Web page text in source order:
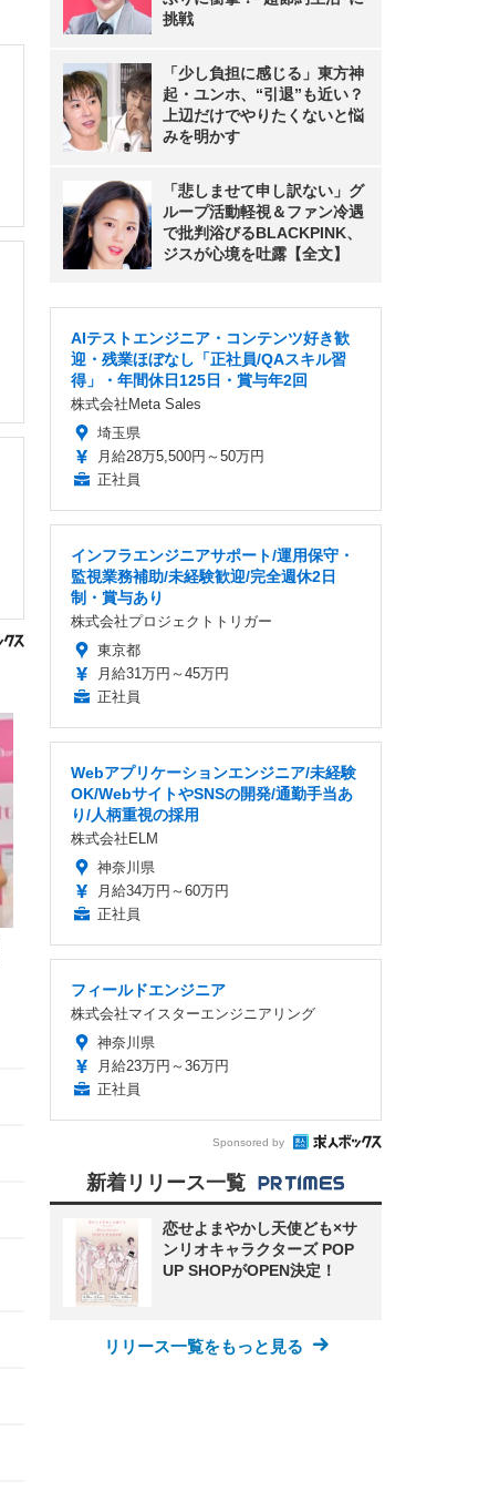
挑戦
「少し負担に感じる」東方神
起・ユンホ、“引退”も近い？
上辺だけでやりたくないと悩
みを明かす
「悲しませて申し訳ない」グ
ループ活動軽視＆ファン冷遇
で批判浴びるBLACKPINK、
ジスが心境を吐露【全文】
AIテストエンジニア・コンテンツ好き歓
迎・残業ほぼなし「正社員/QAスキル習
得」・年間休日125日・賞与年2回
株式会社Meta Sales
埼玉県
月給28万5,500円～50万円
正社員
インフラエンジニアサポート/運用保守・
監視業務補助/未経験歓迎/完全週休2日
制・賞与あり
株式会社プロジェクトトリガー
東京都
月給31万円～45万円
正社員
Webアプリケーションエンジニア/未経験
OK/WebサイトやSNSの開発/通勤手当あ
り/人柄重視の採用
株式会社ELM
神奈川県
月給34万円～60万円
正社員
フィールドエンジニア
株式会社マイスターエンジニアリング
神奈川県
月給23万円～36万円
正社員
Sponsored by
新着リリース一覧
恋せよまやかし天使ども×サ
ンリオキャラクターズ POP
UP SHOPがOPEN決定！
リリース一覧をもっと見る